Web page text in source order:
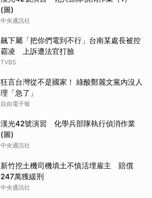
(圖)
中央通訊社
飆下屬「把你們電到不行」台南某處長被控
霸凌 上訴遭法官打臉
TVBS
狂言台灣從不是國家！ 綠酸鄭麗文黨內沒人
理「急了」
自由電子報
漢光42號演習 化學兵部隊執行偵消作業
(圖)
中央通訊社
新竹挖土機司機填土不慎活埋雇主 賠償
247萬獲緩刑
中央通訊社